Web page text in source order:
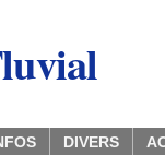
DIVERS